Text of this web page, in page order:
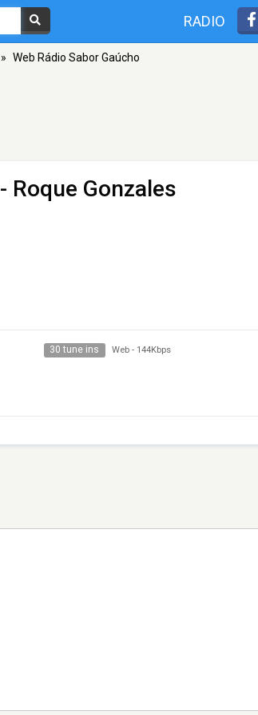
RADIO
» Web Rádio Sabor Gaúcho
- Roque Gonzales
30 tune ins Web - 144Kbps